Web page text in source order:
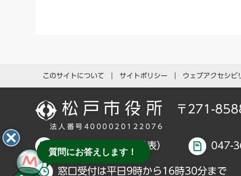
このサイトについて サイトポリシー ウェブアクセシビ
法人番号4000020122076
〒271-
047-366-1111（代表） 047-
窓口受付は平日9時から16時30分まで
質問にお答えします！